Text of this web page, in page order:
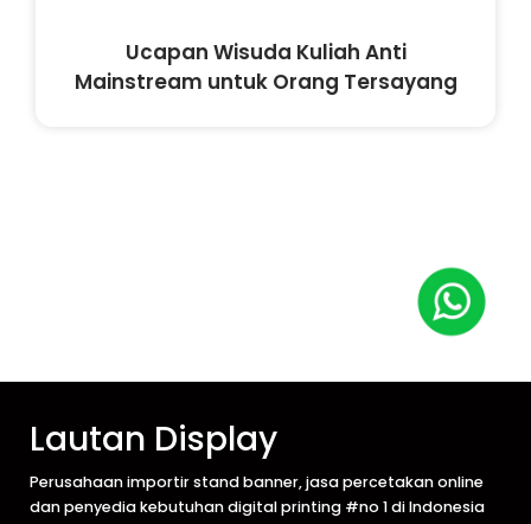
Ucapan Wisuda Kuliah Anti
Mainstream untuk Orang Tersayang
Lautan Display
Perusahaan importir stand banner, jasa percetakan online
dan penyedia kebutuhan digital printing #no 1 di Indonesia